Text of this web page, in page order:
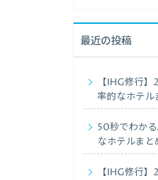
最近の投稿
【IHG修行
率的なホテル
50秒でわか
なホテルまと
【IHG修行